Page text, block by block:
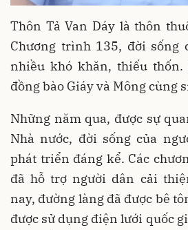
Thôn Tả Van Dáy là thôn
Chương trình 135, đời sống
nhiều khó khăn, thiếu thốn.
đồng bào Giáy và Mông cùng
Những năm qua, được sự
Nhà nước, đời sống của
phát triển đáng kể. Các
đã hỗ trợ người dân cải
nay, đường làng đã được bê
được sử dụng điện lưới quốc